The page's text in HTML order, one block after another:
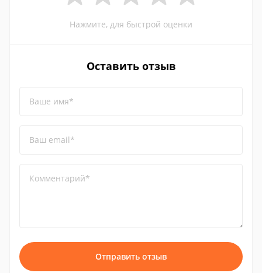
Нажмите, для быстрой оценки
Оставить отзыв
Ваше имя*
Ваш email*
Комментарий*
Отправить отзыв